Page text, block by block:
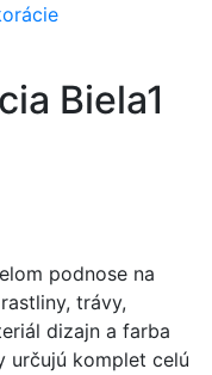
Biela1
podnose na
trávy,
dizajn a farba
určujú komplet celú